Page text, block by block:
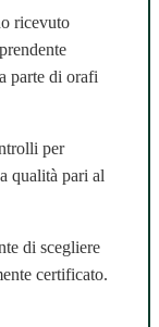
ricevuto
parte di orafi
per
qualità pari al
di scegliere
certificato.